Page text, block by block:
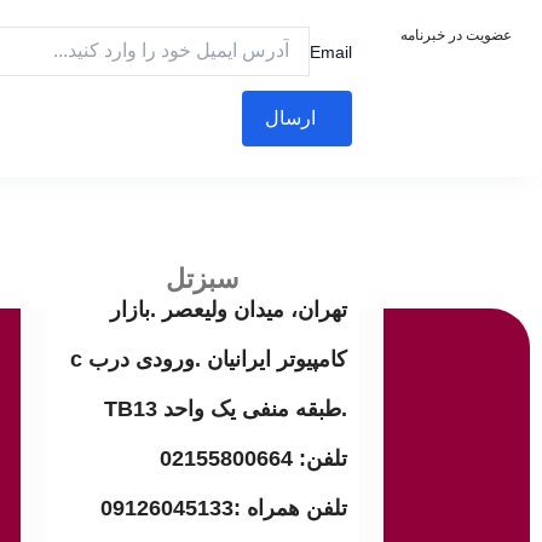
Email
ارسال
عضویت در خبرنامه
سبزتل
تهران، میدان ولیعصر .بازار
کامپیوتر ایرانیان .ورودی درب c
.طبقه منفی یک واحد TB13
تلفن: 02155800664
تلفن همراه :09126045133